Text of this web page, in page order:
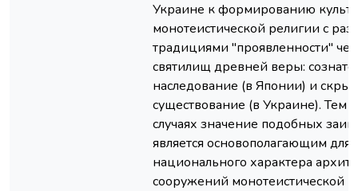
Украине к формированию
монотеистической религии с
традициями "проявленности"
святилищ древней веры:
наследование (в Японии) и
существование (в Украине). Тем
случаях значение подобных
является основополагающим
национального характера
сооружений монотеистической